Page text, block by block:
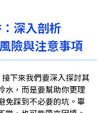
深入剖析
險與注意事項
下來我們要深入探討其
水，而是要幫助你更理
免踩到不必要的坑。畢